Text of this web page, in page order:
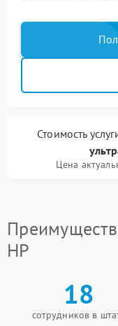
Стоимость
Цена
HP
18
сотрудников в